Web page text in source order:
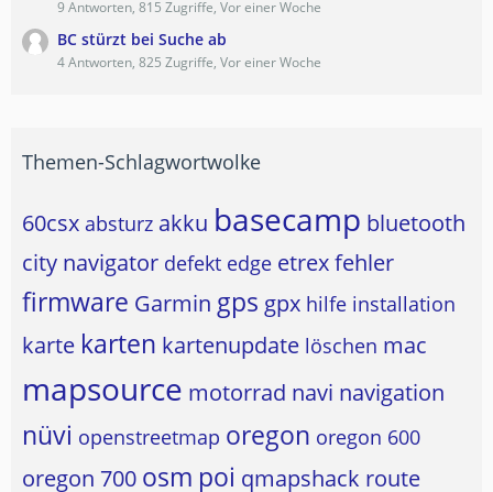
9 Antworten, 815 Zugriffe, Vor einer Woche
BC stürzt bei Suche ab
4 Antworten, 825 Zugriffe, Vor einer Woche
Themen-Schlagwortwolke
60csx absturz akku basecamp bluetooth
city navigator defekt edge etrexfehler
firmware Garmin gps gpx hilfe installation
karte karten kartenupdate löschen mac
mapsource motorrad navi navigation
nüvi openstreetmap oregon oregon 600
oregon 700 osm poi qmapshack route